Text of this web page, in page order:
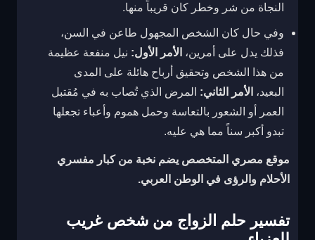
النجاة من شر وخطر كان قريباً منها.
وفي حال كان الشخص المجهول طاعن في السن،
فذلك يدل على أمرين، الأمر الأول: نيل منفعة عظيمة
من هذا الشخص وتحقيق أرباح هائلة على المدى
البعيد، الأمر الثاني: المرض الذي تُصاب به في مُقتبل
العمر أو الشعور بالتعاسة وحمل هموم وأعباء تجعلها
تبدو أكبر سناً مما هي عليه.
موقع مصري المتخصص يضم نخبة من كبار مفسري
الأحلام والرؤى في الوطن العربي.
تفسير حلم الزواج من شخص غريب